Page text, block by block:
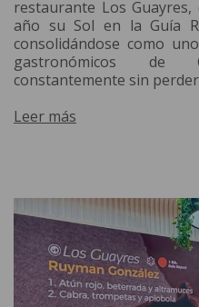
restaurante Los
año su Sol en la Guía
consolidándose como
gastronómicos de
constantemente sin
Leer más